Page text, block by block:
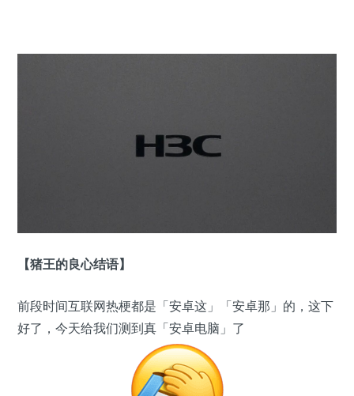
【猪王的良心结语】
前段时间互联网热梗都是「安卓这」「安卓那」的，这下
好了，今天给我们测到真「安卓电脑」了